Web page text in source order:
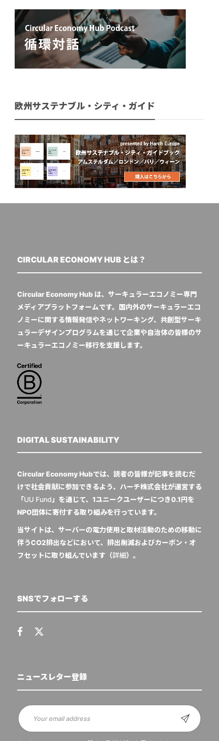
欧州サステナブル・シティ・ガイド
CIRCULAR ECONOMY HUB とは？
Circular Economy Hub は、サーキュラーエコノミー専門
メディアプラットフォームです。国内外のサーキュラーエコ
ノミーに関する情報発信やネットワーキング、共創型サーキ
ュラーデザインプログラムを通じて企業や自治体の皆様のサ
ーキュラーエコノミー移行を支援します。
DIGITAL SUSTAINABILITY
Circular Economy Hubでは、読者の皆様が記事を読むだ
けで社会貢献に参加できるよう、ハーチ株式会社が運営する
「UU Fund 」を通じて、1ユニークユーザーにつき0.1円を
NPO団体に寄付する取り組みを行っています。
当サイトは、サーバーの電力使用と取材活動のための移動に
伴うCO2排出などにおいて、排出削減およびカーボン・オ
フセットに取り組んでいます（詳細）。
SNSでフォローする
ニュースレター登録